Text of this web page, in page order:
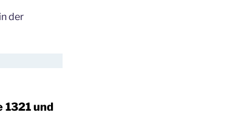
der
1321 und